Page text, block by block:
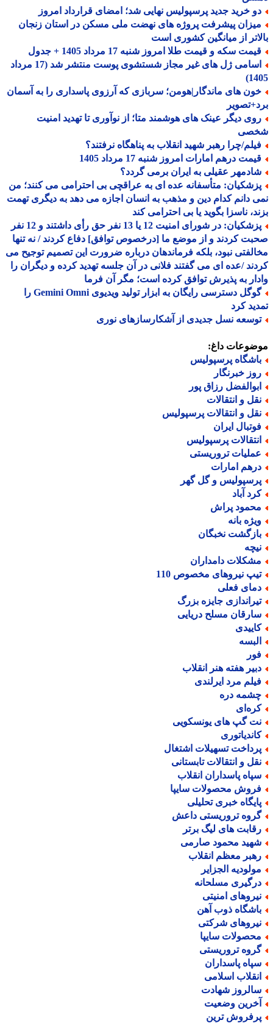
خرید جدید پرسپولیس نهایی شد؛ امضای قرارداد امروز
پیشرفت پروژه های نهضت ملی مسکن در استان زنجان
از میانگین کشوری است
سکه و قیمت طلا امروز شنبه 17 مرداد 1405 + جدول
اسامی ژل های غیر مجاز شستشوی پوست منتشر شد (17 مرداد
های ماندگار|هومن؛ سربازی که آرزوی پاسداری را به آسمان
دیگر عینک های هوشمند متا؛ از نوآوری تا تهدید امنیت
چرا رهبر شهید انقلاب به پناهگاه نرفتند؟
درهم امارات امروز شنبه 17 مرداد 1405
عقیلی به ایران برمی گردد؟
متأسفانه عده ای به عراقچی بی احترامی می کنند؛ من
دانم کدام دین و مذهب به انسان اجازه می دهد به دیگری تهمت
ناسزا بگوید یا بی احترامی کند
پزشکیان: در شورای امنیت 12 یا 13 نفر حق رأی داشتند و 12 نفر
کردند و از موضع ما [درخصوص توافق] دفاع کردند / نه تنها
نبود، بلکه فرماندهان درباره ضرورت این تصمیم توجیح می
/عده ای می گفتند فلانی در آن جلسه تهدید کرده و دیگران را
به پذیرش توافق کرده است؛ مگر آن فرما
گوگل دسترسی رایگان به ابزار تولید ویدیوی Gemini Omni را
کرد
نسل جدیدی از آشکارسازهای نوری
داغ:
پرسپولیس
خبرنگار
رزاق پور
و انتقالات
و انتقالات پرسپولیس
ایران
پرسپولیس
تروریستی
امارات
و گل گهر
آباد
پراش
بانه
نخبگان
دامداران
نیروهای مخصوص 110
فعلی
جایزه بزرگ
مسلح دریایی
هفته هنر انقلاب
مرد ایرلندی
دره
گپ های یونسکویی
تسهیلات اشتغال
و انتقالات تابستانی
پاسداران انقلاب
محصولات سایپا
خبری تحلیلی
تروریستی داعش
های لیگ برتر
محمود صارمی
معظم انقلاب
الجزایر
مسلحانه
امنیتی
ذوب آهن
شرکتی
سایپا
تروریستی
پاسداران
اسلامی
شهادت
وضعیت
ترین